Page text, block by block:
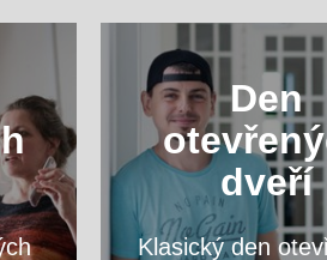
Den
dveří
Klasický den
Navštivte nás a
na cokoliv, co vás
přímo vyučujících
vysněného